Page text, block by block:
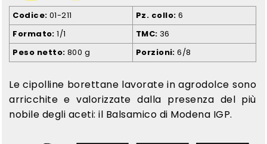
Codice 01-211 Pz. collo 6
Formato 1/1 TMC 36
Peso netto 800 g Porzioni 6/8
Le cipolline borettane lavorate in agrodolce sono
arricchite e valorizzate dalla presenza del più
nobile degli aceti: il Balsamico di Modena IGP.